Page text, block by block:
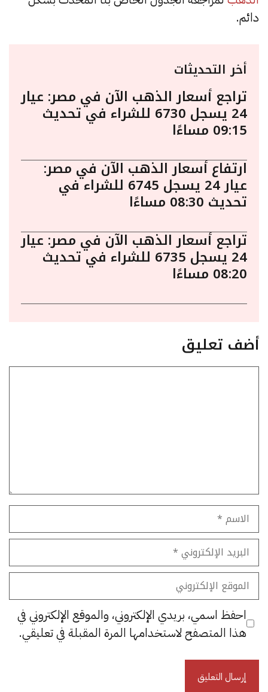
دائم.
أخر التحديثات
تراجع أسعار الذهب الآن في مصر: عيار
24 يسجل 6730 للشراء في تحديث
09:15 مساءًا
ارتفاع أسعار الذهب الآن في مصر:
عيار 24 يسجل 6745 للشراء في
تحديث 08:30 مساءًا
تراجع أسعار الذهب الآن في مصر: عيار
24 يسجل 6735 للشراء في تحديث
08:20 مساءًا
أضف تعليق
الاسم
البريد
الإلكتروني
الموقع
الإلكتروني
احفظ اسمي، بريدي الإلكتروني، والموقع الإلكتروني في
هذا المتصفح لاستخدامها المرة المقبلة في تعليقي.